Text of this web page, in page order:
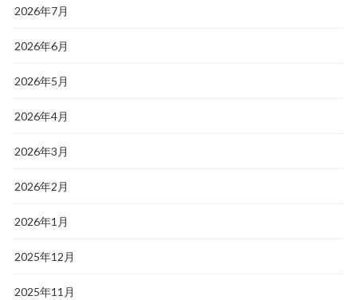
2026年7月
2026年6月
2026年5月
2026年4月
2026年3月
2026年2月
2026年1月
2025年12月
2025年11月